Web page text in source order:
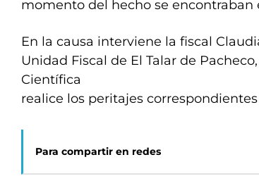
momento del hecho se encontraban
En la causa interviene la fiscal
Unidad Fiscal de El Talar de
Científica
realice los peritajes
Para compartir en redes